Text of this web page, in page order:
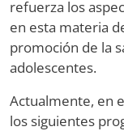
refuerza los
en esta materia
promoción de la
adolescentes.
Actualmente, en
los siguientes